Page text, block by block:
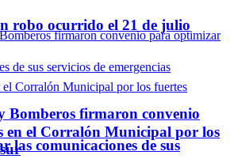
Bomberos firmaron convenio
las comunicaciones de sus
robo ocurrido el 21 de julio
en el Corralón Municipal por los